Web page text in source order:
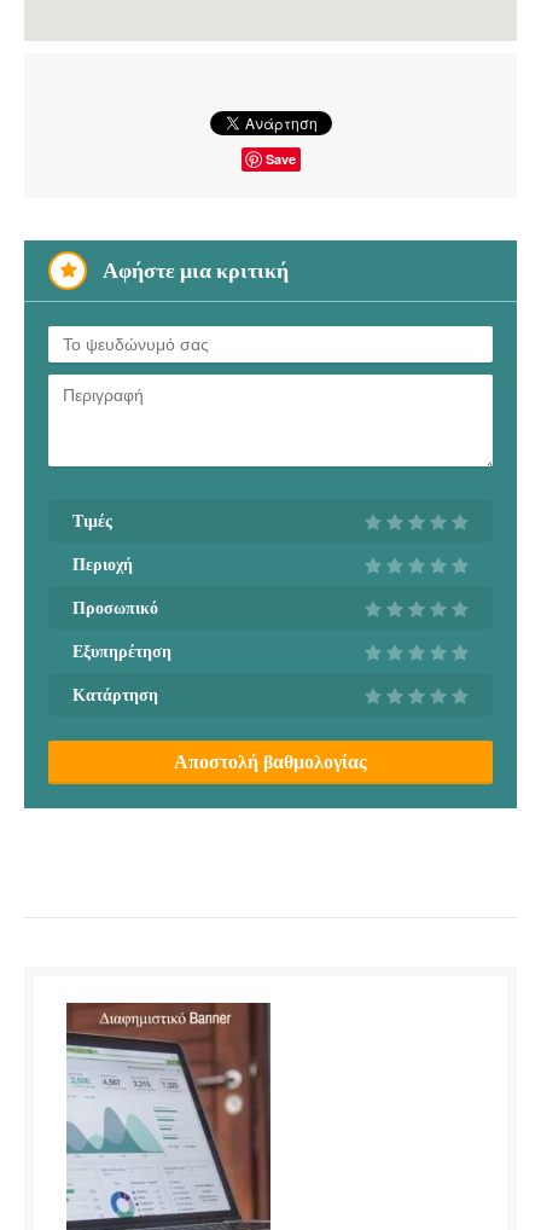
Save
Αφήστε μια κριτική
Τιμές
Περιοχή
Προσωπικό
Εξυπηρέτηση
Κατάρτηση
Αποστολή βαθμολογίας